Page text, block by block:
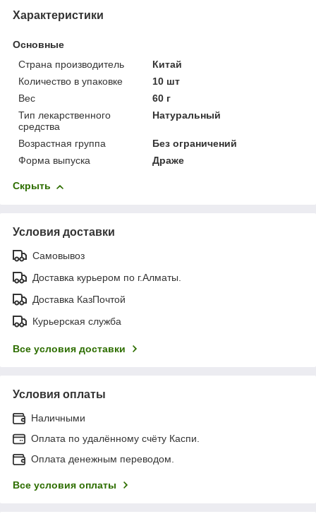
Характеристики
Основные
Страна производитель
Китай
Количество в упаковке
10 шт
Вес
60 г
Тип лекарственного
средства
Натуральный
Возрастная группа
Без ограничений
Форма выпуска
Драже
Скрыть
Условия доставки
Самовывоз
Доставка курьером по г.Алматы.
Доставка КазПочтой
Курьерская служба
Все условия доставки
Условия оплаты
Наличными
Оплата по удалённому счёту Каспи.
Оплата денежным переводом.
Все условия оплаты